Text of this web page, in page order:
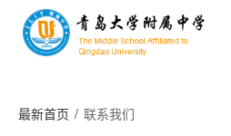
最新首页 / 联系我们